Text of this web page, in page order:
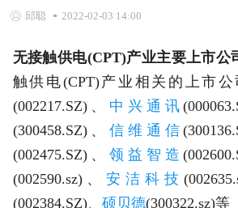
邱聪 2022-02-03 14:00
无接触供电(CPT)产业主要上市公
触供电(CPT)产业相关的上市
(002217.SZ)、 中兴通讯
(300458.SZ)、信维通信
(002475.SZ)、领益智造
(002590.sz)、安洁科技
(002384.SZ)、 硕贝德(300322.sz)等